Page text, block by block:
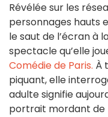
Révélée sur les
personnages hauts
le saut de l’écran à
spectacle qu’elle
Comédie de Paris. À
piquant, elle
adulte signifie
portrait mordant de